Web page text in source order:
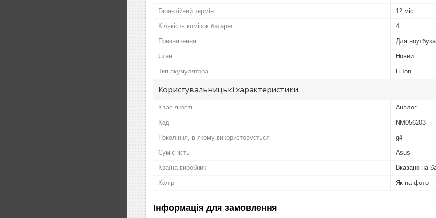
Гарантійний термін 12 міс
Кількість комірок батареї 4
Призначення Для ноутбука
Стан Новий
Тип акумулятора Li-Ion
Користувальницькі характеристики
Клас якості Аналог
Код NM056203
Покоління, в якому використовується g4
Сумісність Asus
Країна-виробник Вказано на
Колір Як на фото
Інформація для замовлення